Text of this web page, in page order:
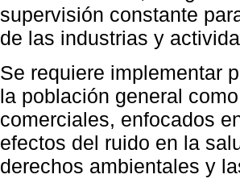
supervisión constante
de las industrias y
Se requiere implementar
la población general
comerciales, enfocados
efectos del ruido en la
derechos ambientales y